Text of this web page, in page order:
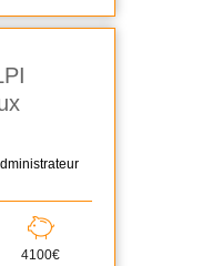
4100€